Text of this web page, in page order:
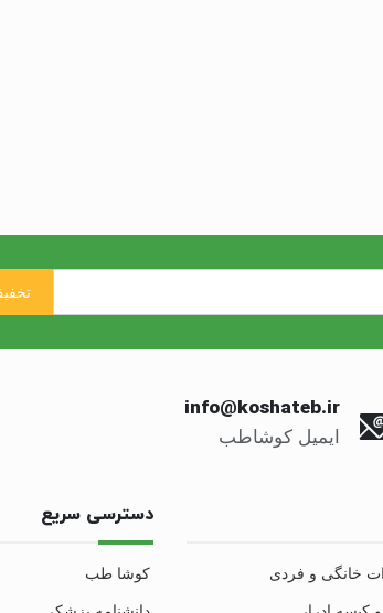
info@koshateb.ir
ایمیل کوشاطب
خانگی و فردی
دسترسی سریع
کوشا طب